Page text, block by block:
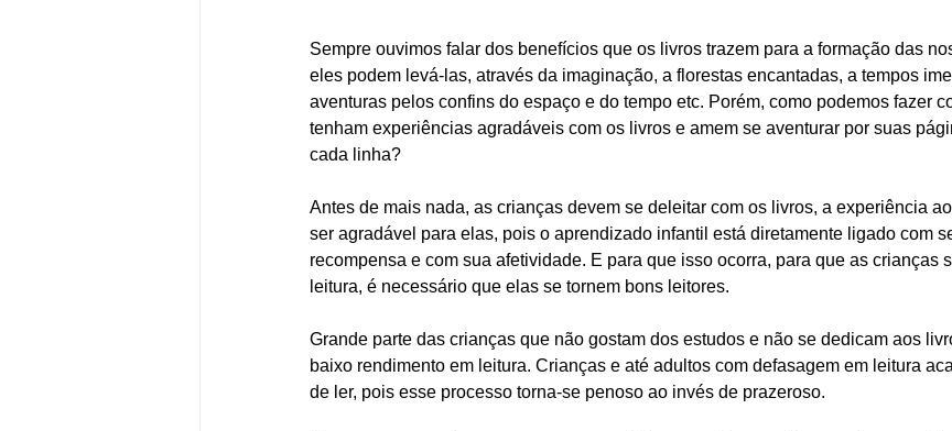
Sempre ouvimos falar dos benefícios que os livros trazem para a formação das
eles podem levá-las, através da imaginação, a florestas encantadas, a tempos
aventuras pelos confins do espaço e do tempo etc. Porém, como podemos fazer
tenham experiências agradáveis com os livros e amem se aventurar por suas
cada linha?
Antes de mais nada, as crianças devem se deleitar com os livros, a experiência
ser agradável para elas, pois o aprendizado infantil está diretamente ligado com
recompensa e com sua afetividade. E para que isso ocorra, para que as crianças
leitura, é necessário que elas se tornem bons leitores.
Grande parte das crianças que não gostam dos estudos e não se dedicam aos
baixo rendimento em leitura. Crianças e até adultos com defasagem em leitura
de ler, pois esse processo torna-se penoso ao invés de prazeroso.